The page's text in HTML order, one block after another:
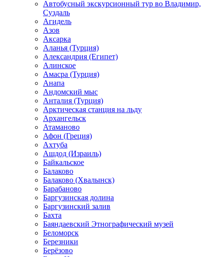
Автобусный экскурсионный тур во Владимир,
Суздаль
Агидель
Азов
Аксарка
Аланья (Турция)
Александрия (Египет)
Алинское
Амасра (Турция)
Анапа
Андомский мыс
Анталия (Турция)
Арктическая станция на льду
Архангельск
Атаманово
Афон (Греция)
Ахтуба
Ашдод (Израиль)
Байкальское
Балаково
Балаково (Хвалынск)
Барабаново
Баргузинская долина
Баргузинский залив
Бахта
Баяндаевский Этнографический музей
Беломорск
Березники
Берёзово